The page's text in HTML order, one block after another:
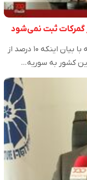
گمرکات ثبت نمی‌شود
رئیس اتاق بازرگانی مشترک ایران و سوریه با بیان اینکه ۱۰ درصد از
کشور به سوریه…